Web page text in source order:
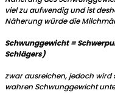
viel zu aufwendig und ist
Näherung würde die
Schwunggewicht =
Schlägers)
zwar ausreichen, jedoch wird
wahren Schwunggewicht